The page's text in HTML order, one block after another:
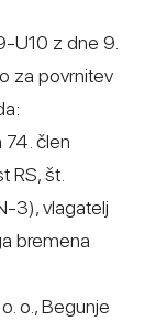
U10 z dne 9.
za povrnitev
74. člen
RS, št.
3), vlagatelj
bremena
o., Begunje